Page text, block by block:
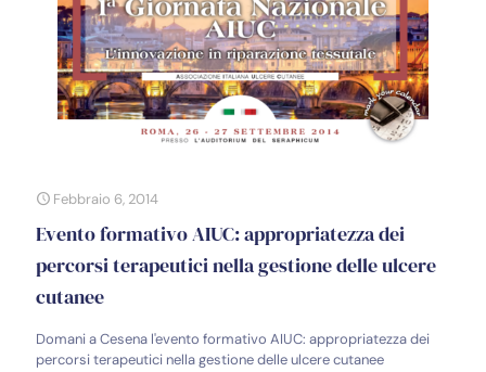
Febbraio 6, 2014
Evento formativo AIUC: appropriatezza dei
percorsi terapeutici nella gestione delle ulcere
cutanee
Domani a Cesena l'evento formativo AIUC: appropriatezza dei
percorsi terapeutici nella gestione delle ulcere cutanee